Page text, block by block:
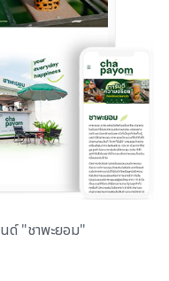
ด์ "ชาพะยอม"